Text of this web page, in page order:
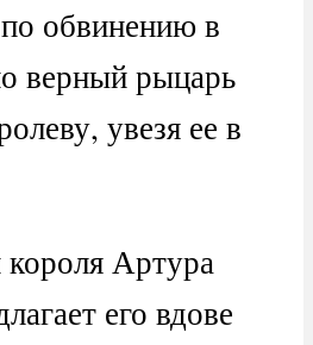
обвинению в
верный рыцарь
увезя ее в
Артура
его вдове